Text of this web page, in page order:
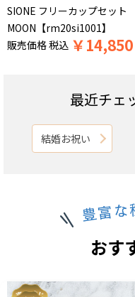
SIONE フリーカップセット
MOON【rm20si1001】
販売価格税込 ￥14,850
最近チェ
結婚お祝い
おす